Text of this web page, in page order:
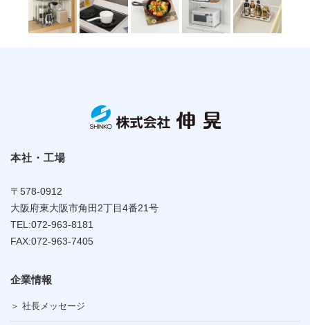
開催されます
りました。
開催日当日は、新しいライフスタイルを提案する新商品を多
数展示する予定です。
実際のモノをお近くでご覧になり是非確かめてください。
※ご入場には招待券が必要です。
い。
本社・工場
〒578-0912
大阪府東大阪市角田2丁目4番21号
TEL:072-963-8181
FAX:072-963-7405
企業情報
＞ 社長メッセージ